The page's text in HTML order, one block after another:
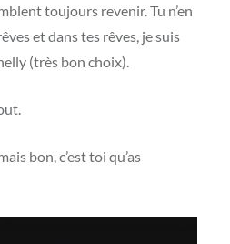
toujours revenir. Tu n’en
et dans tes rêves, je suis
(très bon choix).
bon, c’est toi qu’as